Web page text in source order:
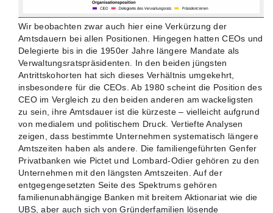
Wir beobachten zwar auch hier eine Verkürzung der
Amtsdauern bei allen Positionen. Hingegen hatten CEOs und
Delegierte bis in die 1950er Jahre längere Mandate als
Verwaltungsratspräsidenten. In den beiden jüngsten
Antrittskohorten hat sich dieses Verhältnis umgekehrt,
insbesondere für die CEOs. Ab 1980 scheint die Position des
CEO im Vergleich zu den beiden anderen am wackeligsten
zu sein, ihre Amtsdauer ist die kürzeste – vielleicht aufgrund
von medialem und politischem Druck. Vertiefte Analysen
zeigen, dass bestimmte Unternehmen systematisch längere
Amtszeiten haben als andere. Die familiengeführten Genfer
Privatbanken wie Pictet und Lombard-Odier gehören zu den
Unternehmen mit den längsten Amtszeiten. Auf der
entgegengesetzten Seite des Spektrums gehören
familienunabhängige Banken mit breitem Aktionariat wie die
UBS, aber auch sich von Gründerfamilien lösende